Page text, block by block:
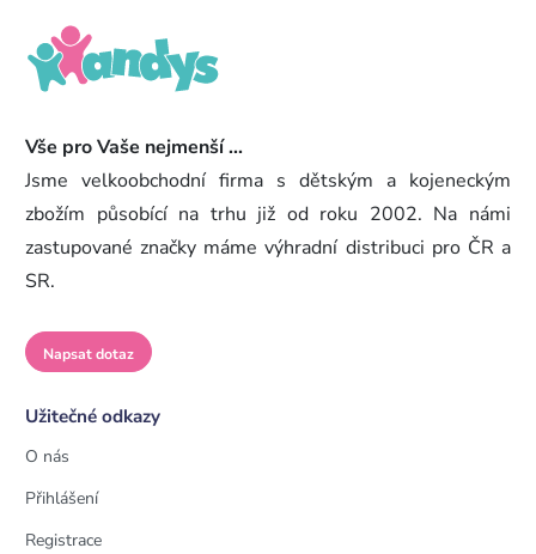
Vše pro Vaše nejmenší ...
Jsme velkoobchodní firma s dětským a kojeneckým
zbožím působící na trhu již od roku 2002. Na námi
zastupované značky máme výhradní distribuci pro ČR a
SR.
Napsat dotaz
Užitečné odkazy
O nás
Přihlášení
Registrace